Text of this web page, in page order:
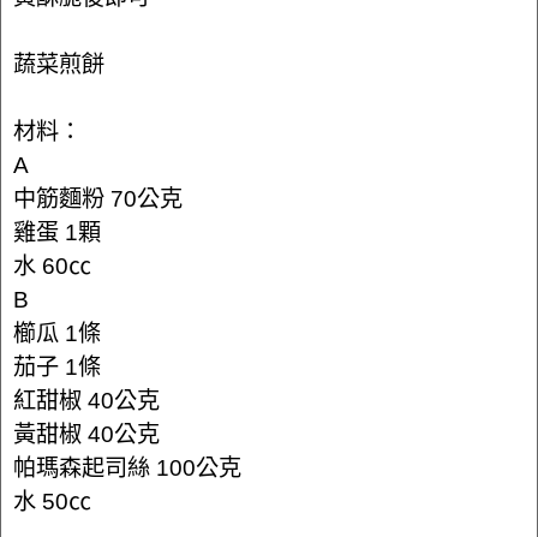
蔬菜煎餅
材料：
A
中筋麵粉 70公克
雞蛋 1顆
水 60㏄
B
櫛瓜 1條
茄子 1條
紅甜椒 40公克
黃甜椒 40公克
帕瑪森起司絲 100公克
水 50㏄